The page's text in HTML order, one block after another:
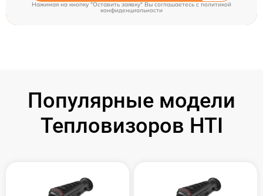
Нажимая на кнопку "Оставить заявку" Вы соглашаетесь cполитикой
конфиденциальности
Популярные модели
Тепловизоров HTI